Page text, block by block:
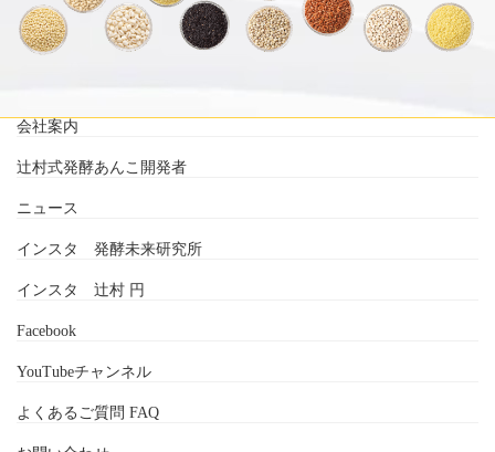
会社案内
辻村式発酵あんこ開発者
ニュース
インスタ 発酵未来研究所
インスタ 辻村 円
Facebook
YouTubeチャンネル
よくあるご質問 FAQ